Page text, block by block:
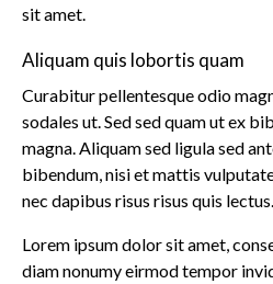
sit amet.
Aliquam quis lobortis quam
Curabitur pellentesque odio
sodales ut. Sed sed quam ut ex
magna. Aliquam sed ligula sed
bibendum, nisi et mattis
nec dapibus risus risus quis lectus.
Lorem ipsum dolor sit amet,
diam nonumy eirmod tempor